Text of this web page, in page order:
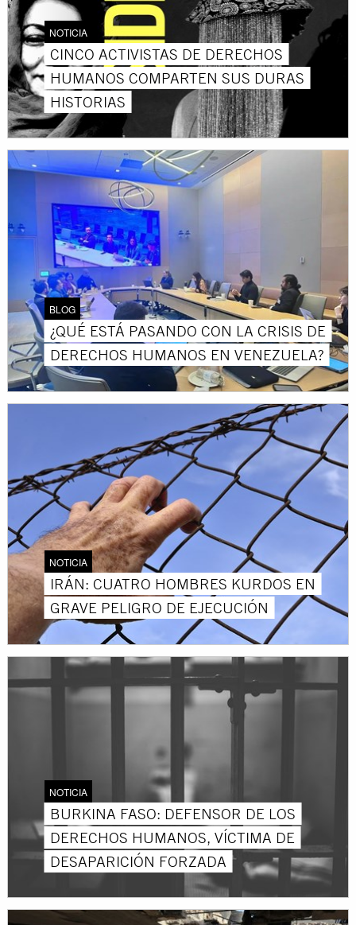
NOTICIA
CINCO ACTIVISTAS DE DERECHOS
HUMANOS COMPARTEN SUS DURAS
HISTORIAS
BLOG
¿QUÉ ESTÁ PASANDO CON LA CRISIS DE
DERECHOS HUMANOS EN VENEZUELA?
NOTICIA
IRÁN: CUATRO HOMBRES KURDOS EN
GRAVE PELIGRO DE EJECUCIÓN
NOTICIA
BURKINA FASO: DEFENSOR DE LOS
DERECHOS HUMANOS, VÍCTIMA DE
DESAPARICIÓN FORZADA